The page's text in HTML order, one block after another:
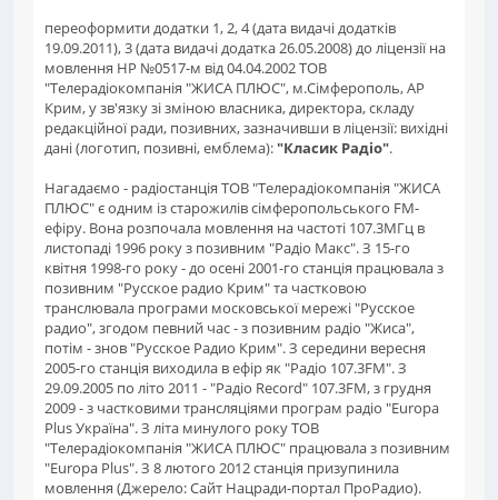
переоформити додатки 1, 2, 4 (дата видачі додатків
19.09.2011), 3 (дата видачі додатка 26.05.2008) до ліцензії на
мовлення НР №0517-м від 04.04.2002 ТОВ
"Телерадіокомпанія "ЖИСА ПЛЮС", м.Сімферополь, АР
Крим, у зв'язку зі зміною власника, директора, складу
редакційної ради, позивних, зазначивши в ліцензії: вихідні
дані (логотип, позивні, емблема): "Класик Радіо".
Нагадаємо - радіостанція ТОВ "Телерадіокомпанія "ЖИСА
ПЛЮС" є одним із старожилів сімферопольського FM-
ефіру. Вона розпочала мовлення на частоті 107.3МГц в
листопаді 1996 року з позивним "Радіо Макс". З 15-го
квітня 1998-го року - до осені 2001-го станція працювала з
позивним "Русское радио Крим" та частковою
транслювала програми московської мережі "Русское
радио", згодом певний час - з позивним радіо "Жиса",
потім - знов "Русское Радио Крим". З середини вересня
2005-го станція виходила в ефір як "Радіо 107.3FM". З
29.09.2005 по літо 2011 - "Радіо Record" 107.3FM, з грудня
2009 - з частковими трансляціями програм радіо "Europa
Plus Україна". З літа минулого року ТОВ
"Телерадіокомпанія "ЖИСА ПЛЮС" працювала з позивним
"Europa Plus". З 8 лютого 2012 станція призупинила
мовлення (Джерело: Сайт Нацради-портал ПроРадио).